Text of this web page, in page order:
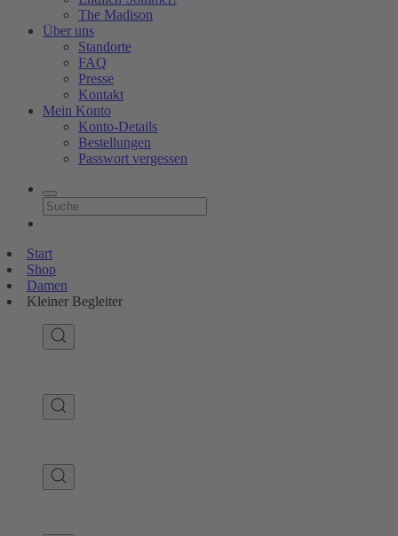
The Madison
Über uns
Standorte
FAQ
Presse
Kontakt
Mein Konto
Konto-Details
Bestellungen
Passwort vergessen
Start
Shop
Damen
Kleiner Begleiter